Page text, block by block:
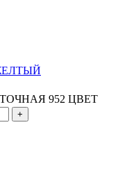
952 ЦВЕТ